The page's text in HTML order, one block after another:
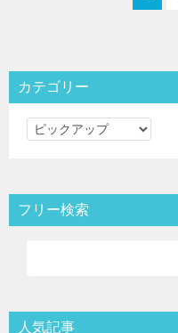
カテゴリー
カ
リ
ー
フリー検索
人気記事